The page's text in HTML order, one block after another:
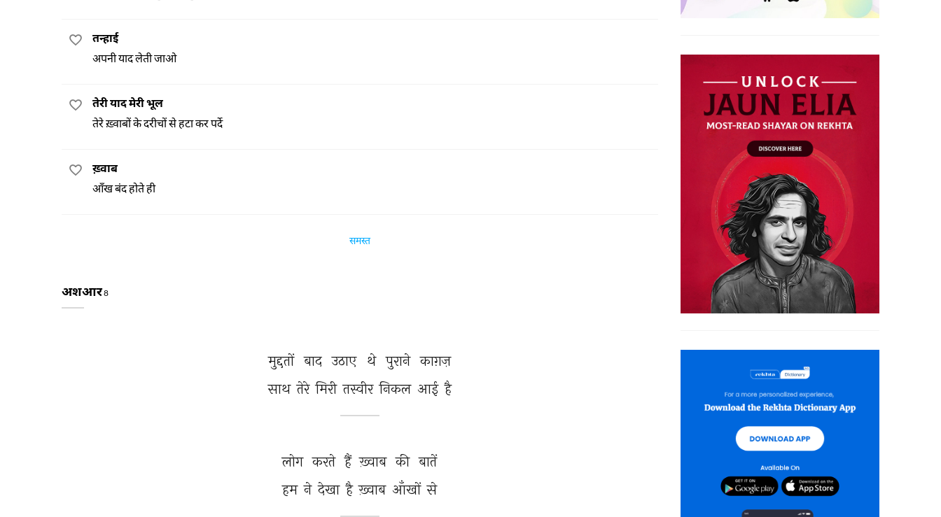
तन्हाई
अपनी याद लेती जाओ
तेरी याद मेरी भूल
तेरे ख़्वाबों के दरीचों से हटा कर पर्दे
ख़्वाब
आँख बंद होते ही
समस्त
अशआर8
मुद्दतों बाद उठाए थे पुराने काग़ज़
साथ तेरे मिरी तस्वीर निकल आई है
लोग करते हैं ख़्वाब की बातें
हम ने देखा है ख़्वाब आँखों से